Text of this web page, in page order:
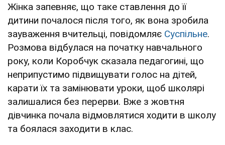
Жінка запевняє, що таке ставлення до її
дитини почалося після того, як вона зробила
зауваження вчительці, повідомляє Суспільне.
Розмова відбулася на початку навчального
року, коли Коробчук сказала педагогині, що
неприпустимо підвищувати голос на дітей,
карати їх та замінювати уроки, щоб школярі
залишалися без перерви. Вже з жовтня
дівчинка почала відмовлятися ходити в школу
та боялася заходити в клас.